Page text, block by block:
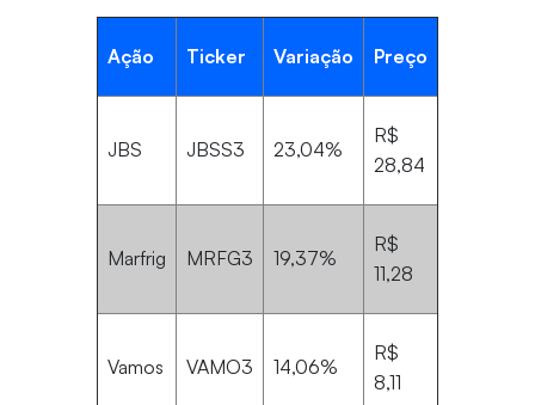
Ação Ticker Variação Preço
JBS JBSS3 23,04%
R$
28,84
Marfrig MRFG3 19,37%
R$
11,28
Vamos VAMO3 14,06%
R$
8,11